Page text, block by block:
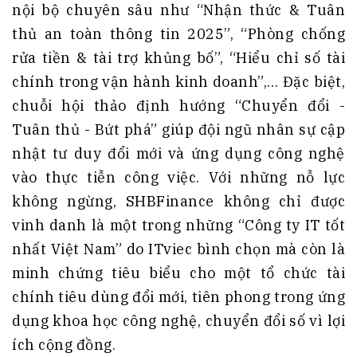
nội bộ chuyên sâu như “Nhận thức & Tuân
thủ an toàn thông tin 2025”, “Phòng chống
rửa tiền & tài trợ khủng bố”, “Hiểu chỉ số tài
chính trong vận hành kinh doanh”,… Đặc biệt,
chuỗi hội thảo định hướng “Chuyển đổi -
Tuân thủ - Bứt phá” giúp đội ngũ nhân sự cập
nhật tư duy đổi mới và ứng dụng công nghệ
vào thực tiễn công việc. Với những nỗ lực
không ngừng, SHBFinance không chỉ được
vinh danh là một trong những “Công ty IT tốt
nhất Việt Nam” do ITviec bình chọn mà còn là
minh chứng tiêu biểu cho một tổ chức tài
chính tiêu dùng đổi mới, tiên phong trong ứng
dụng khoa học công nghệ, chuyển đổi số vì lợi
ích cộng đồng.